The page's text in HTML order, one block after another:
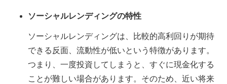
ソーシャルレンディングの特性
ソーシャルレンディングは、比較的高利回りが期待
できる反面、流動性が低いという特徴があります。
つまり、一度投資してしまうと、すぐに現金化する
ことが難しい場合があります。そのため、近い将来